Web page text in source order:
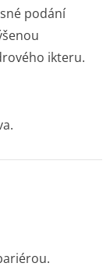
podání
ikteru.